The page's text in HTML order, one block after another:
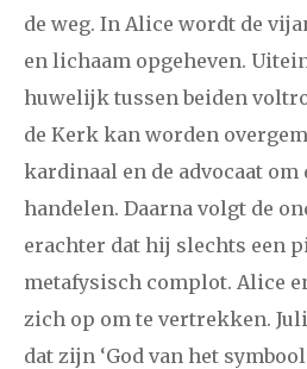
de weg. In Alice wordt de
en lichaam opgeheven.
huwelijk tussen beiden
de Kerk kan worden
kardinaal en de advocaat om
handelen. Daarna volgt de
erachter dat hij slechts een
metafysisch complot. Alice
zich op om te vertrekken.
dat zijn ‘God van het